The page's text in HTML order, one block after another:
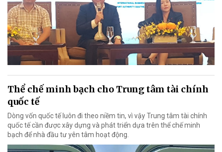
Thể chế minh bạch cho Trung tâm tài chính
quốc tế
Dòng vốn quốc tế luôn đi theo niềm tin, vì vậy Trung tâm tài chính
quốc tế cần được xây dựng và phát triển dựa trên thể chế minh
bạch để nhà đầu tư yên tâm hoạt động.